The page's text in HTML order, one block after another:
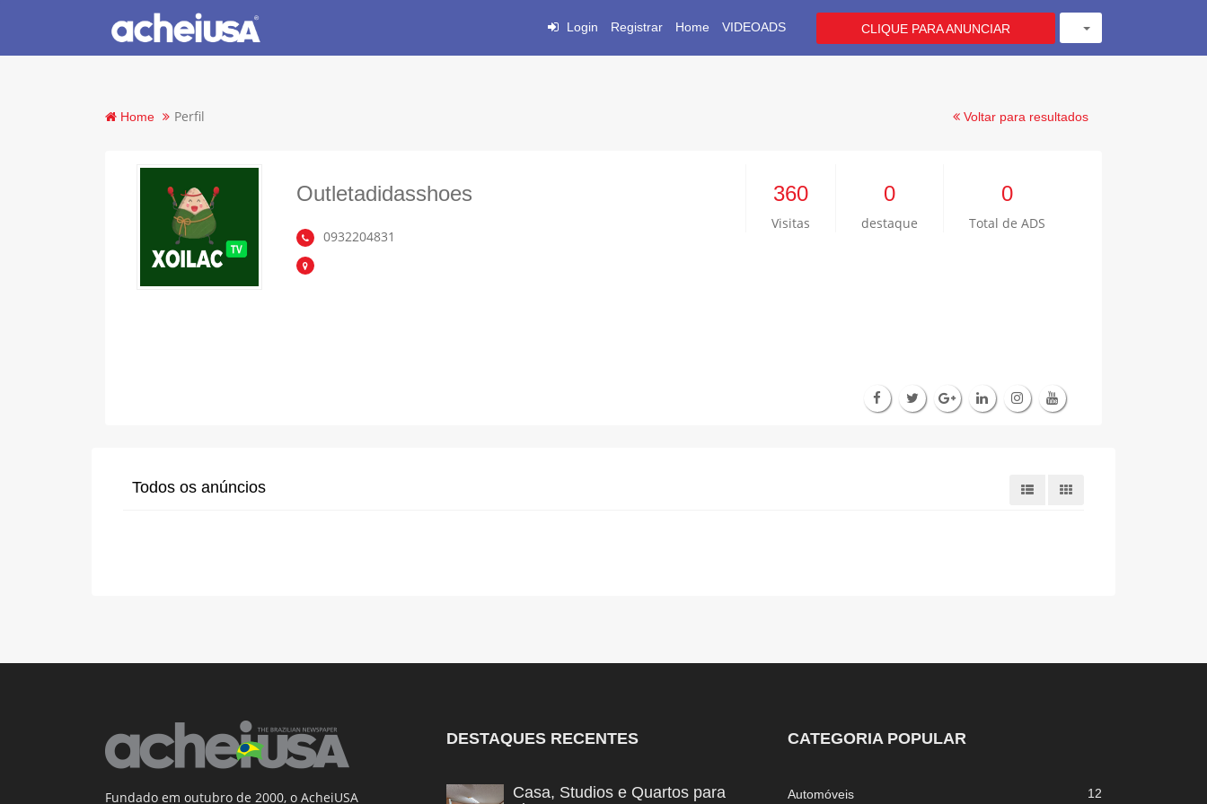
Login Registrar Home VIDEOADS CLIQUE PARA ANUNCIAR
Home Perfil Voltar para resultados
Outletadidasshoes
0932204831
360
Visitas
0
destaque
0
Total de ADS
Todos os anúncios
Fundado em outubro de 2000, o AcheiUSA
DESTAQUES RECENTES
Casa, Studios e Quartos para
CATEGORIA POPULAR
Automóveis 12